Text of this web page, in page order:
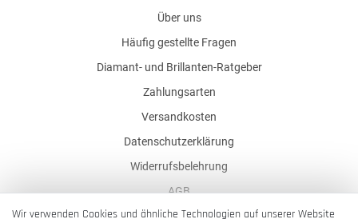
Über uns
Häufig gestellte Fragen
Diamant- und Brillanten-Ratgeber
Zahlungsarten
Versandkosten
Datenschutzerklärung
Widerrufsbelehrung
AGB
Impressum
Wir verwenden Cookies und ähnliche Technologien auf unserer Website